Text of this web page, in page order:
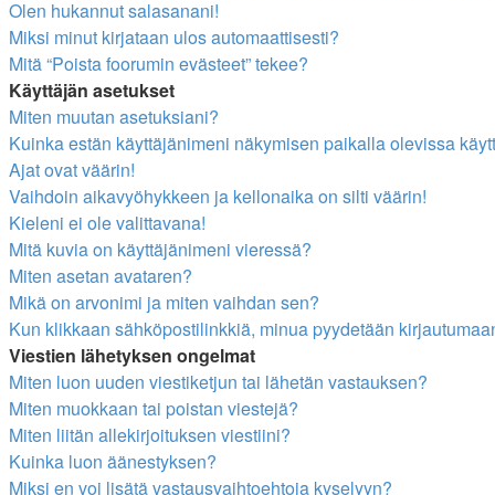
Olen hukannut salasanani!
Miksi minut kirjataan ulos automaattisesti?
Mitä “Poista foorumin evästeet” tekee?
Käyttäjän asetukset
Miten muutan asetuksiani?
Kuinka estän käyttäjänimeni näkymisen paikalla olevissa
Ajat ovat väärin!
Vaihdoin aikavyöhykkeen ja kellonaika on silti väärin!
Kieleni ei ole valittavana!
Mitä kuvia on käyttäjänimeni vieressä?
Miten asetan avataren?
Mikä on arvonimi ja miten vaihdan sen?
Kun klikkaan sähköpostilinkkiä, minua pyydetään
Viestien lähetyksen ongelmat
Miten luon uuden viestiketjun tai lähetän vastauksen?
Miten muokkaan tai poistan viestejä?
Miten liitän allekirjoituksen viestiini?
Kuinka luon äänestyksen?
Miksi en voi lisätä vastausvaihtoehtoja kyselyyn?